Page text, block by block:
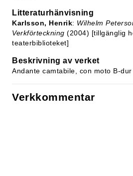
Litteraturhänvisning
Karlsson, Henrik: Wilhelm
Verkförteckning (2004) [tillgänglig
teaterbiblioteket]
Beskrivning av verket
Andante camtabile, con moto B-
Verkkommentar